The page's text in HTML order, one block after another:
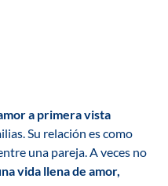
a primera vista
Su relación es como
una pareja. A veces no
vida llena de amor,